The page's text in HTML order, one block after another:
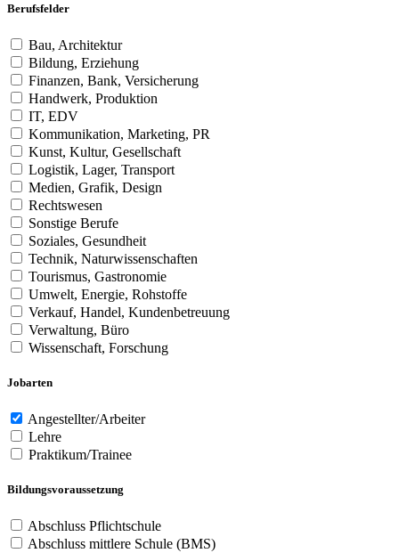
Berufsfelder
Bau, Architektur
Bildung, Erziehung
Finanzen, Bank, Versicherung
Handwerk, Produktion
IT, EDV
Kommunikation, Marketing, PR
Kunst, Kultur, Gesellschaft
Logistik, Lager, Transport
Medien, Grafik, Design
Rechtswesen
Sonstige Berufe
Soziales, Gesundheit
Technik, Naturwissenschaften
Tourismus, Gastronomie
Umwelt, Energie, Rohstoffe
Verkauf, Handel, Kundenbetreuung
Verwaltung, Büro
Wissenschaft, Forschung
Jobarten
Angestellter/Arbeiter
Lehre
Praktikum/Trainee
Bildungsvoraussetzung
Abschluss Pflichtschule
Abschluss mittlere Schule (BMS)